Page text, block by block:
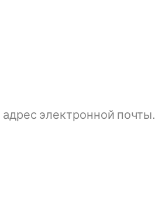
электронной почты.